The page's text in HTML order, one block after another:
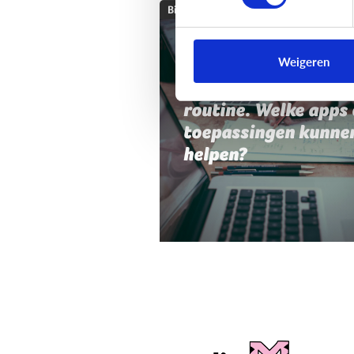
Weigeren
Bijzonder digitaal
Mijn kind heeft
met planning,
organisatie of
routine. Welke apps
toepassingen
helpen?